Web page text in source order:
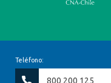
Teléfono:
800 200 125